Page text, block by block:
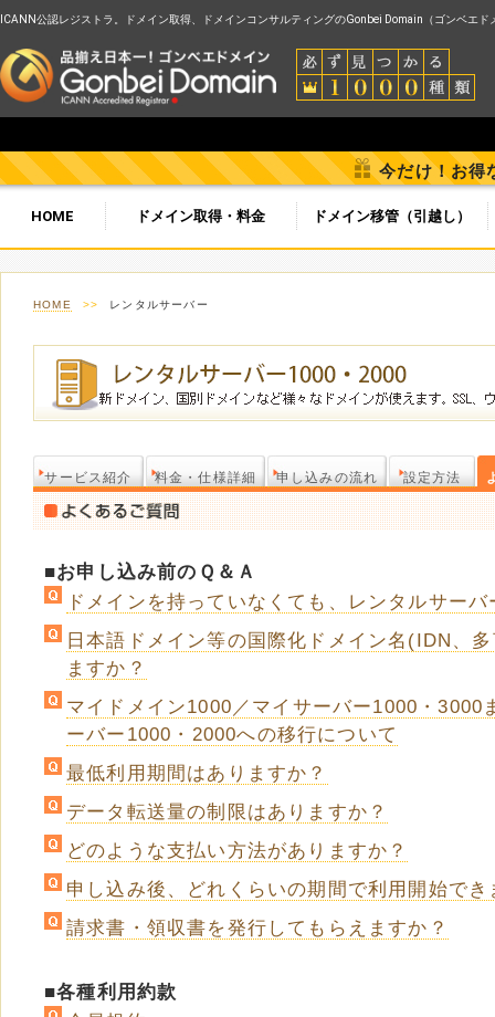
ICANN公認レジストラ。ドメイン取得、ドメインコンサルティングのGonbei Domain（ゴンベエド
今だけ！お得
HOME ドメイン取得・料金 ドメイン移管（引越し）
HOME >> レンタルサーバー
サービス紹介 料金・仕様詳細 申し込みの流れ 設定方法
■お申し込み前のＱ＆Ａ
ドメインを持っていなくても、レンタルサー
日本語ドメイン等の国際化ドメイン名(IDN、
ますか？
マイドメイン1000／マイサーバー1000・3000
ーバー1000・2000への移行について
最低利用期間はありますか？
データ転送量の制限はありますか？
どのような支払い方法がありますか？
申し込み後、どれくらいの期間で利用開始でき
請求書・領収書を発行してもらえますか？
■各種利用約款